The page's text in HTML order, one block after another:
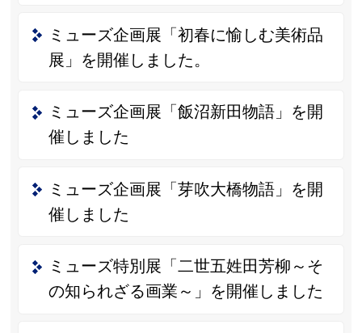
ミューズ企画展「初春に愉しむ美術品
展」を開催しました。
ミューズ企画展「飯沼新田物語」を開
催しました
ミューズ企画展「芽吹大橋物語」を開
催しました
ミューズ特別展「二世五姓田芳柳～そ
の知られざる画業～」を開催しました